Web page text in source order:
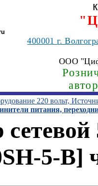
400001г.
ООО
220 вольт,
питания,
5-B]